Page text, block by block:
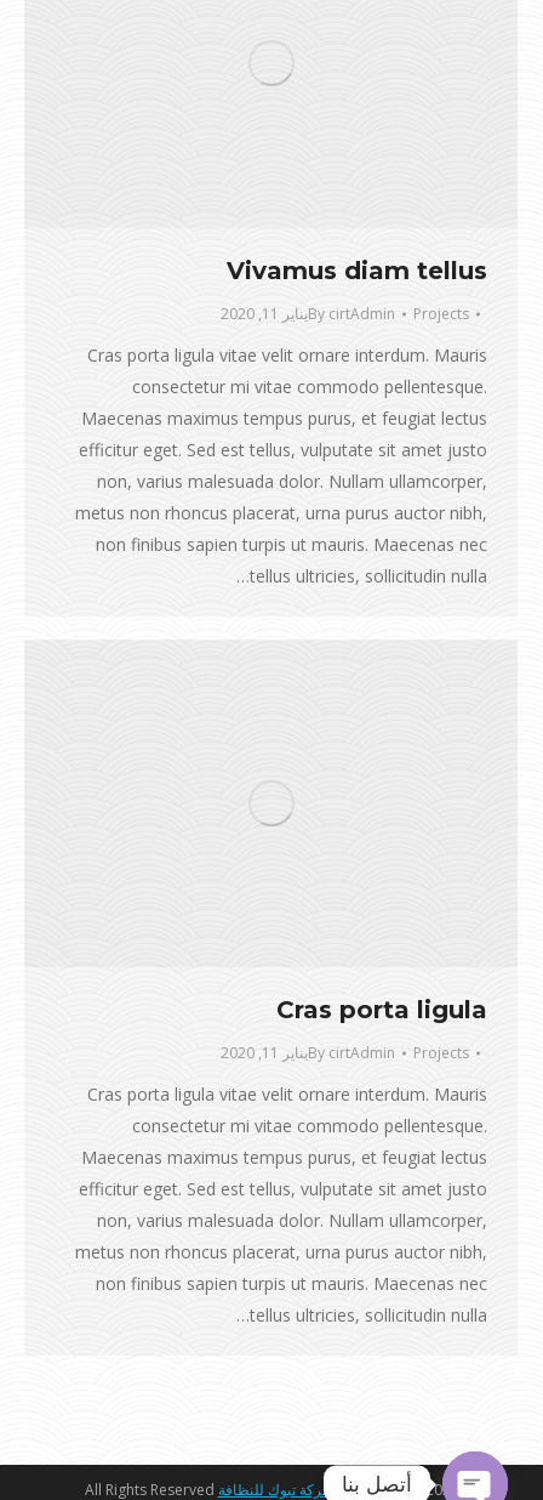
Vivamus diam tellus
Projects
By cirtAdmin يناير 11, 2020
Cras porta ligula vitae velit ornare interdum. Mauris
consectetur mi vitae commodo pellentesque.
Maecenas maximus tempus purus, et feugiat lectus
efficitur eget. Sed est tellus, vulputate sit amet justo
non, varius malesuada dolor. Nullam ullamcorper,
metus non rhoncus placerat, urna purus auctor nibh,
non finibus sapien turpis ut mauris. Maecenas nec
tellus ultricies, sollicitudin nulla…
Cras porta ligula
Projects
By cirtAdmin يناير 11, 2020
Cras porta ligula vitae velit ornare interdum. Mauris
consectetur mi vitae commodo pellentesque.
Maecenas maximus tempus purus, et feugiat lectus
efficitur eget. Sed est tellus, vulputate sit amet justo
non, varius malesuada dolor. Nullam ullamcorper,
metus non rhoncus placerat, urna purus auctor nibh,
non finibus sapien turpis ut mauris. Maecenas nec
tellus ultricies, sollicitudin nulla…
Copyright 2023 © شركة تبوك للنظافة أتصل بنا